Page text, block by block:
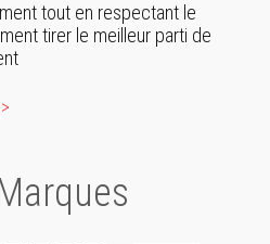
tout en respectant le
tirer le meilleur parti de